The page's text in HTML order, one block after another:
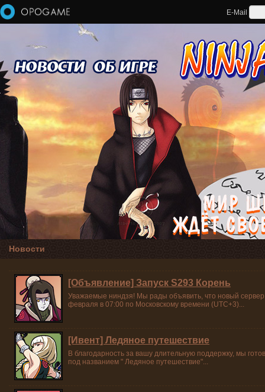
Перейти к основному содержанию
E-Mail
Новости
[Объявление] Запуск S293 Корень
Уважаемые ниндзя! Мы рады объявить, что новый
февраля в 07:00 по Московскому времени (UTC+3)...
[Ивент] Ледяное путешествие
В благодарность за вашу длительную поддержку, мы
под названием " Ледяное путешествие"...